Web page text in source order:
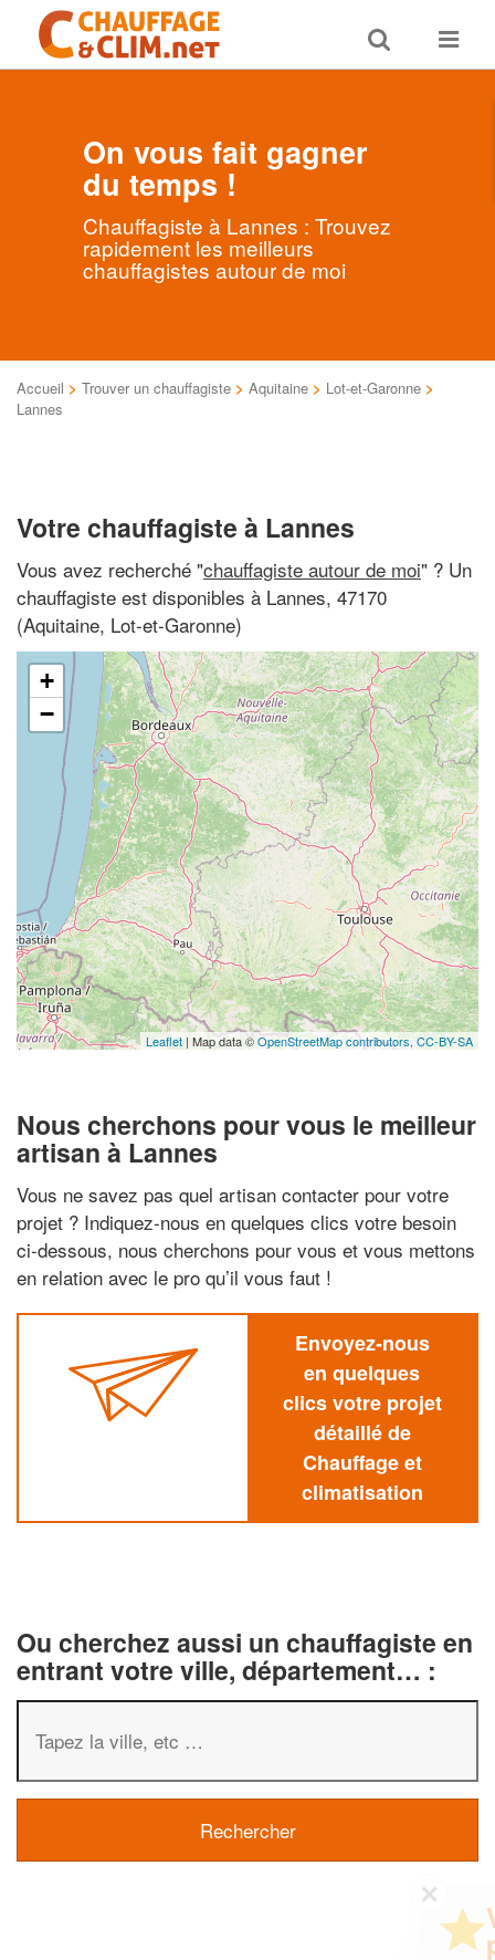
Toggle
search
Toggle
On vous fait gagner
du temps !
Chauffagiste à Lannes : Trouvez
rapidement les meilleurs
chauffagistes autour de moi
Accueil > Trouver un chauffagiste > Aquitaine > Lot-et-Garonne >
Lannes
Votre chauffagiste à Lannes
Vous avez recherché "chauffagiste autour de moi" ? Un
chauffagiste est disponibles à Lannes, 47170
(Aquitaine, Lot-et-Garonne)
+
−
Leaflet | Map data ©OpenStreetMap contributors, CC-BY-SA
Nous cherchons pour vous le meilleur
artisan à Lannes
Vous ne savez pas quel artisan contacter pour votre
projet ? Indiquez-nous en quelques clics votre besoin
ci-dessous, nous cherchons pour vous et vous mettons
en relation avec le pro qu’il vous faut !
Envoyez-nous
en quelques
clics votre projet
détaillé de
Chauffage et
climatisation
Ou cherchez aussi un chauffagiste en
entrant votre ville, département… :